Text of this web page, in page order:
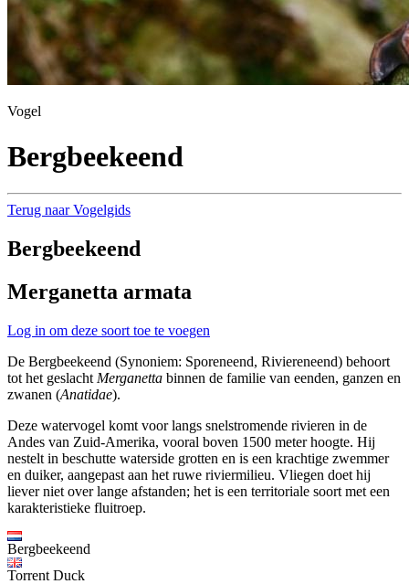
Vogel
Bergbeekeend
Terug naar Vogelgids
Bergbeekeend
Merganetta armata
Log in om deze soort toe te voegen
De Bergbeekeend (Synoniem: Sporeneend, Riviereneend) behoort
tot het geslacht Merganetta binnen de familie van eenden, ganzen en
zwanen (Anatidae).
Deze watervogel komt voor langs snelstromende rivieren in de
Andes van Zuid-Amerika, vooral boven 1500 meter hoogte. Hij
nestelt in beschutte waterside grotten en is een krachtige zwemmer
en duiker, aangepast aan het ruwe riviermilieu. Vliegen doet hij
liever niet over lange afstanden; het is een territoriale soort met een
karakteristieke fluitroep.
Bergbeekeend
Torrent Duck